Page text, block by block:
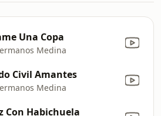
Una Copa
Medina
Civil Amantes
Medina
Con Habichuela